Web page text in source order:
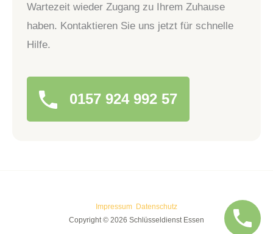
Wartezeit wieder Zugang zu Ihrem Zuhause
haben. Kontaktieren Sie uns jetzt für schnelle
Hilfe.
0157 924 992 57
Impressum Datenschutz
Copyright © 2026 Schlüsseldienst Essen